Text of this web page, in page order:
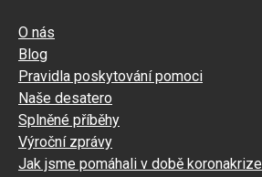
O nás
Blog
Pravidla poskytování pomoci
Naše desatero
Splněné příběhy
Výroční zprávy
Jak jsme pomáhali v době koronakrize